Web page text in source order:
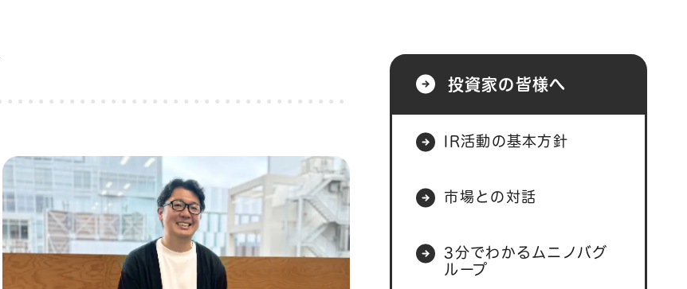
投資家の皆様へ
IR活動の基本方針
市場との対話
3分でわかるムニノバグ
ループ